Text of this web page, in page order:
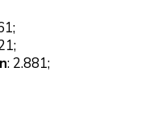
: 2.881;